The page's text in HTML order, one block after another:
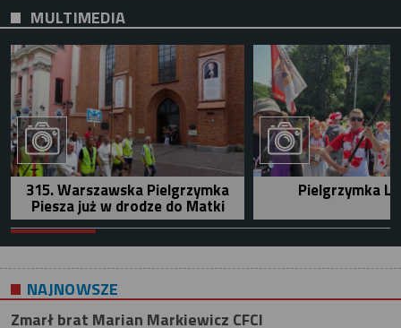
MULTIMEDIA
315. Warszawska Pielgrzymka
Piesza już w drodze do Matki
Pielgrzymka
NAJNOWSZE
Zmarł brat Marian Markiewicz CFCI